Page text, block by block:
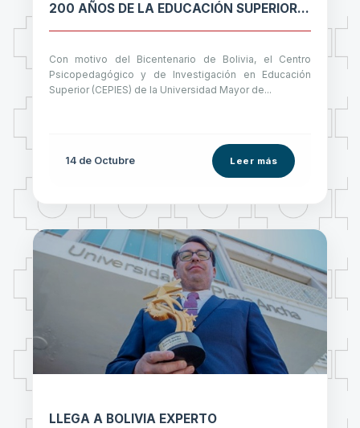
200 AÑOS DE LA EDUCACIÓN SUPERIOR
BOLIVIANA
Con motivo del Bicentenario de Bolivia, el Centro
Psicopedagógico y de Investigación en Educación
Superior (CEPIES) de la Universidad Mayor de...
14 de Octubre Leer más
LLEGA A BOLIVIA EXPERTO